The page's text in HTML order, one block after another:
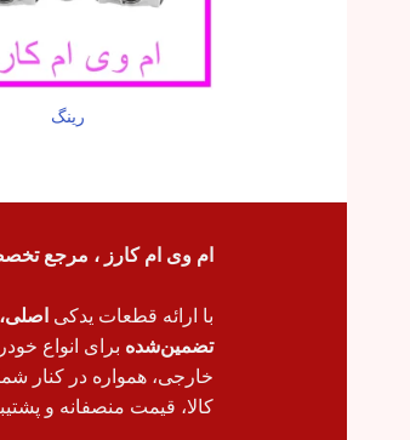
رینگ
ام وی ام کارز ، مرجع
با ارائه قطعات یدکی
تضمین‌شده برای انواع
خارجی، همواره در کنار
کالا، قیمت منصفانه و